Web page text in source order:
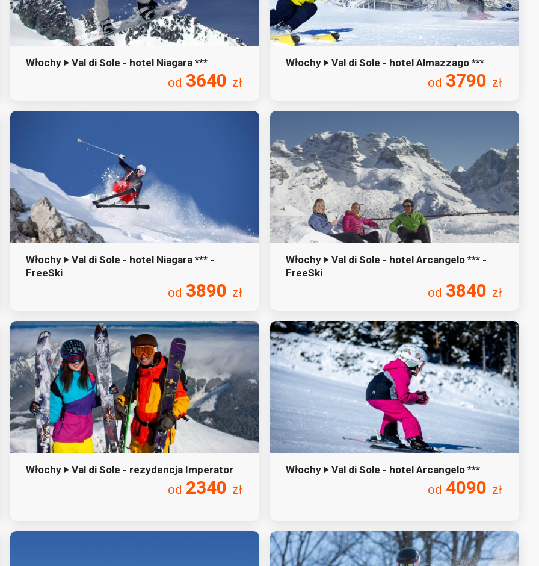
Włochy ‣ Val di Sole - hotel Niagara ***
od 3640 zł
Włochy ‣ Val di Sole - hotel Almazzago ***
od 3790 zł
Włochy ‣ Val di Sole - hotel Niagara *** -
FreeSki
od 3890 zł
Włochy ‣ Val di Sole - hotel Arcangelo *** -
FreeSki
od 3840 zł
Włochy ‣ Val di Sole - rezydencja Imperator
od 2340 zł
Włochy ‣ Val di Sole - hotel Arcangelo ***
od 4090 zł